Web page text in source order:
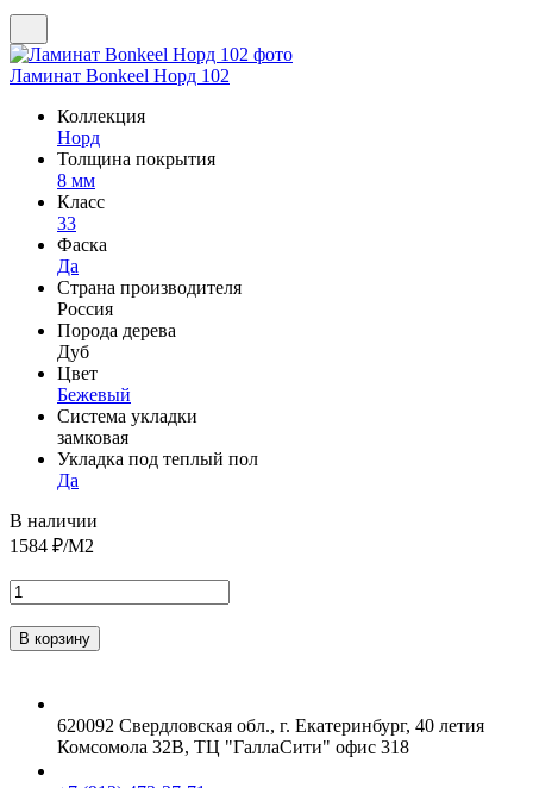
Ламинат Bonkeel Норд 102
Коллекция
Норд
Толщина покрытия
8 мм
Класс
33
Фаска
Да
Страна производителя
Россия
Порода дерева
Дуб
Цвет
Бежевый
Система укладки
замковая
Укладка под теплый пол
Да
В наличии
1584 ₽/М2
620092 Свердловская обл., г. Екатеринбург, 40 летия
Комсомола 32В, ТЦ "ГаллаСити" офис 318